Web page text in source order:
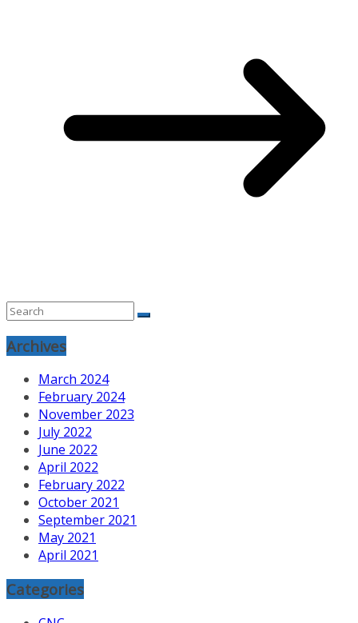
Archives
March 2024
February 2024
November 2023
July 2022
June 2022
April 2022
February 2022
October 2021
September 2021
May 2021
April 2021
Categories